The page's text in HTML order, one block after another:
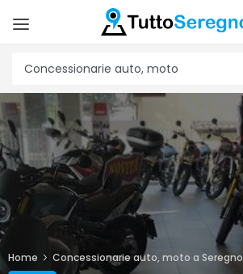
Home Concessionarie auto, moto a Seregno